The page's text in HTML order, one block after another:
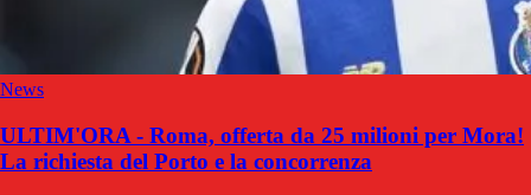
News
ULTIM'ORA - Roma, offerta da 25 milioni per Mora!
La richiesta del Porto e la concorrenza